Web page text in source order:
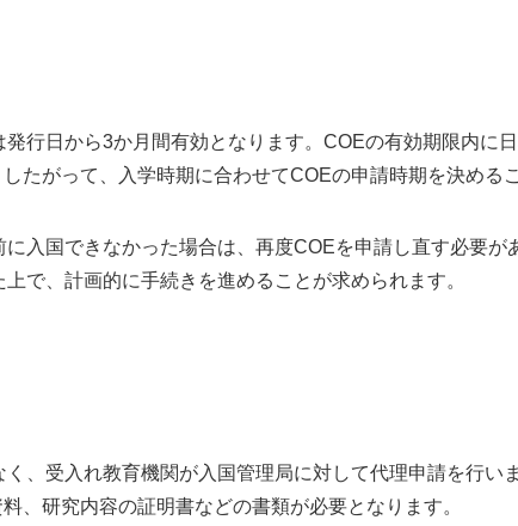
行日から3か月間有効となります。COEの有効期限内に
たがって、入学時期に合わせてCOEの申請時期を決める
入国できなかった場合は、再度COEを申請し直す必要が
で、計画的に手続きを進めることが求められます。
、受入れ教育機関が入国管理局に対して代理申請を行い
、研究内容の証明書などの書類が必要となります。